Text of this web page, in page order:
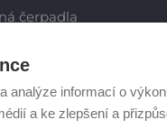
analýze informací o
a ke zlepšení a
čerpadla
TV
kotle
příslušenství